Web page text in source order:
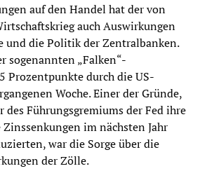
auf den Handel hat der von
auch Auswirkungen
und die Politik der Zentralbanken.
sogenannten „Falken“-
Prozentpunkte durch die US-
Woche. Einer der Gründe,
Führungsgremiums der Fed ihre
im nächsten Jahr
war die Sorge über die
der Zölle.